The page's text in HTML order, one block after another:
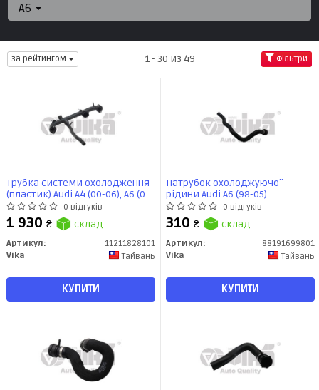
A6
за рейтингом 1 - 30 из 49 Фільтри
Трубка системи охолодження
(пластик) Audi A4 (00-06), A6 (01-
06) 3,0L (11211828101) VIKA
0 відгуків
1 930 ₴ склад
Артикул:
11211828101
Vika
Тайвань
КУПИТИ
Патрубок охолоджуючої
рідини Audi A6 (98-05)
(88191699801) VIKA
0 відгуків
310 ₴ склад
Артикул:
88191699801
Vika
Тайвань
КУПИТИ